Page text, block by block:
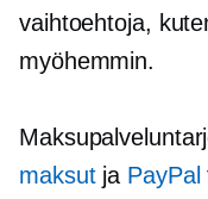
vaihtoehtoja,
myöhemmin.
maksutja PayPal